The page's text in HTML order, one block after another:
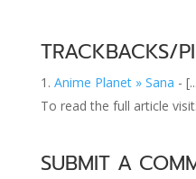
TRACKBACKS/
Anime Planet » Sana -
To read the full article
SUBMIT A